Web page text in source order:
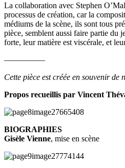
La collaboration avec Stephen
processus de création, car la
médiums de la scène, ils sont tous
pièce, semblent aussi faire partie du
forte, leur matière est viscérale, et
—————
Cette pièce est créée en souvenir
Propos recueillis par Vincent
BIOGRAPHIES
Gisèle Vienne, mise en scène